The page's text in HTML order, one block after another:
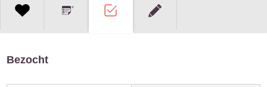
Bezocht